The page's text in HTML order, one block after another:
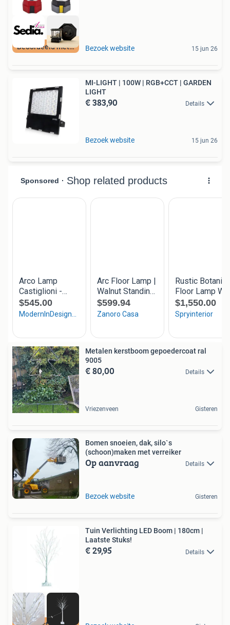
Beoordeeld met 9+ Bezoek website 15 jun 26
MI-LIGHT | 100W | RGB+CCT | GARDEN
LIGHT
€ 383,90 Details
Bezoek website 15 jun 26
Metalen kerstboom gepoedercoat ral
9005
€ 80,00 Details
Vriezenveen Gisteren
Bomen snoeien, dak, silo`s
(schoon)maken met verreiker
Op aanvraag Details
Bezoek website Gisteren
Tuin Verlichting LED Boom | 180cm |
Laatste Stuks!
€ 29,95 Details